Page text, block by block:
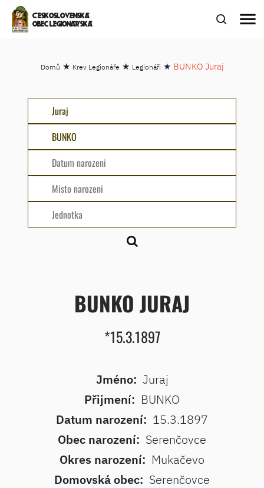
ČESKOSLOVENSKÁ
OBEC LEGIONÁŘSKÁ
menu
Domů ★ Krev Legionáře ★ Legionáři ★ BUNKO Juraj
BUNKO JURAJ
*15.3.1897
Jméno: Juraj
Přijmení: BUNKO
Datum narození: 15.3.1897
Obec narození: Serenčovce
Okres narození: Mukačevo
Domovská obec: Serenčovce